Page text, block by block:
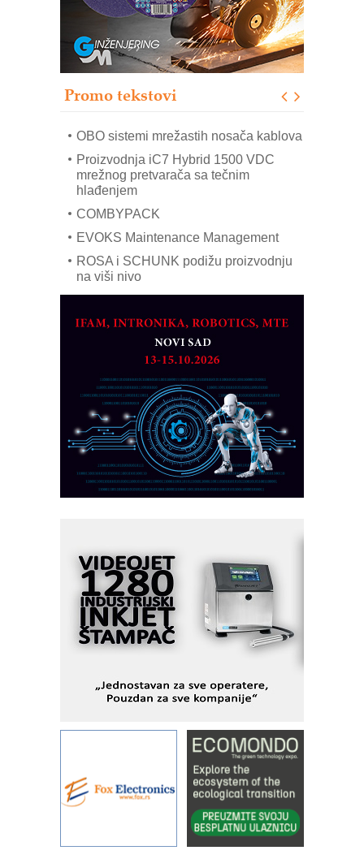
Promo tekstovi
IB BLUMENAUER - više od 40 godina
poverenja u industriji
RMQ-TITAN ADVANCED INDICATOR
– Pametna signalizacija za efikasnije
upravljanje mašinama
Mitutoyo Crysta-Apex V PLUS: Nova
OBO sistemi mrežastih nosača kablova
Proizvodnja iC7 Hybrid 1500 VDC
mrežnog pretvarača sa tečnim
hlađenjem
COMBYPACK
EVOKS Maintenance Management
ROSA i SCHUNK podižu proizvodnju
na viši nivo
MAREX - Lim i mašine za savremena
Marcom-plast d.o.o.- vaš pouzdan
partner
CTO - Prilagodite svoju toplinsku
obradu!
Razvoj asortimanskog pravca MINI-
PLC AKYTEC
AUKOM: Svetski standard metrologije
dostupan u Srbiji
I.SAFE MOBILE revolucioniše
industrijsku automatizaciju
pionirskimmobile operator PANEL-OM
Fleksibilno stezanje i brzo
podešavanje u proizvodnji prototipova
KIP KOP – napredna rešenja za
objekte
Alba d.o.o. – 35 godina preciznosti u
IBeRTIM - oprema za ispitivanje
kontrole kvaliteta
STAUFF – Komponente koje
povećavaju pouzdanost hidrauličkih